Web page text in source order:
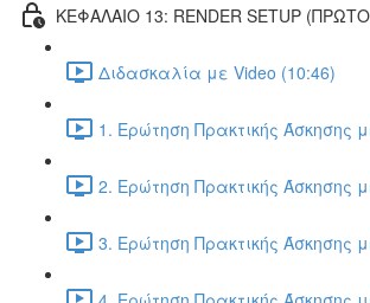
ΚΕΦΑΛΑΙΟ 13: RENDER SETUP
Διδασκαλία με Video (10:46)
1. Ερώτηση Πρακτικής
2. Ερώτηση Πρακτικής
3. Ερώτηση Πρακτικής